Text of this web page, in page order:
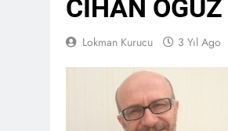
CİHAN
Lokman Kurucu 3 Yıl Ago